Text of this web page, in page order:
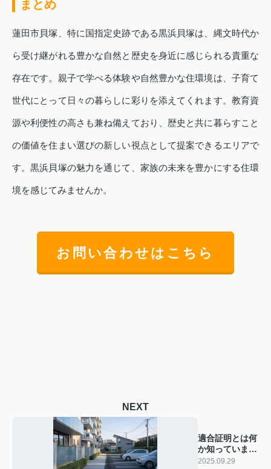
まとめ
蓮田市貝塚、特に国指定史跡である黒浜貝塚は、縄文時代か
ら受け継がれる豊かな自然と歴史を身近に感じられる貴重な
存在です。親子で学べる体験や自然豊かな住環境は、子育て
世代にとって日々の暮らしに彩りを添えてくれます。教育資
源や利便性の高さも兼ね備えており、歴史と共に暮らすこと
の価値を住まい選びの新しい視点として提案できるエリアで
す。黒浜貝塚の魅力を通じて、家族の未来を豊かにする住環
境を感じてみませんか。
お問い合わせはこちら
NEXT
適合証明とは何
か知っています
か？必要な理由
2025.09.29